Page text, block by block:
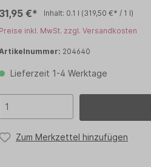
PET
31,95 €* Inhalt: 0.1 l (319,50 €* / 1 l)
Preise inkl. MwSt. zzgl. Versandkosten
204640
Lieferzeit 1-4 Werktage
Zum Merkzettel hinzufügen